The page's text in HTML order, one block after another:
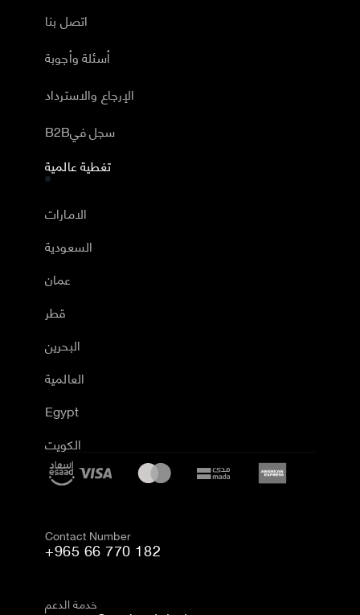
اتصل بنا
أسئلة وأجوبة
الإرجاع والاسترداد
B2Bسجل في
تغطية عالمية
الامارات
السعودية
عمان
قطر
البحرين
العالمية
Egypt
الكويت
Contact Number
+965 66 770 182
خدمة الدعم